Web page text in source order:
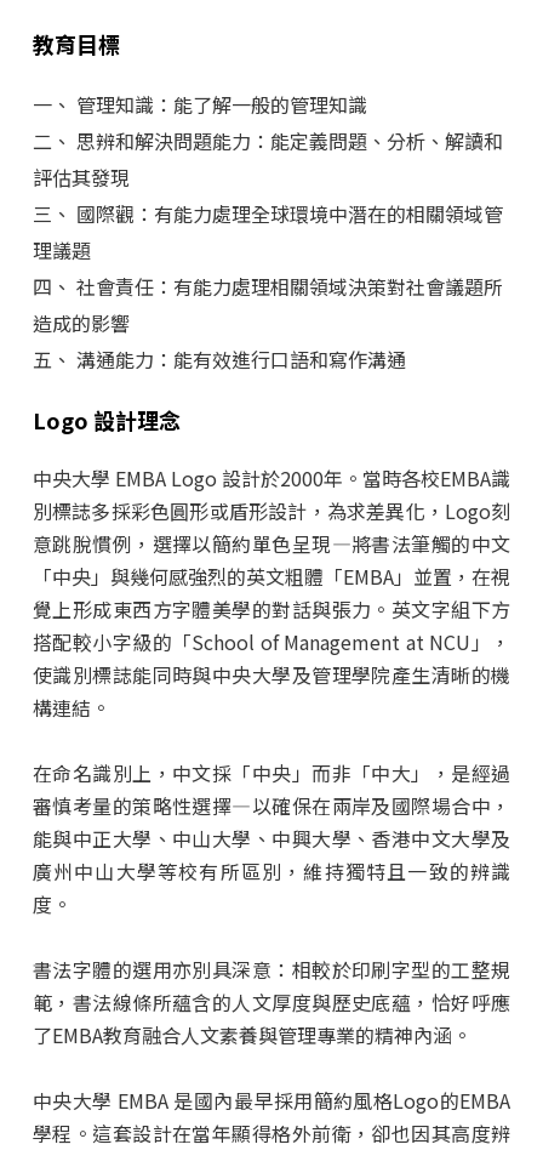
教育目標
一、 管理知識：能了解一般的管理知識
二、 思辨和解決問題能力：能定義問題、分析、解讀和
評估其發現
三、 國際觀：有能力處理全球環境中潛在的相關領域管
理議題
四、 社會責任：有能力處理相關領域決策對社會議題所
造成的影響
五、 溝通能力：能有效進行口語和寫作溝通
Logo 設計理念
中央大學 EMBA Logo 設計於2000年。當時各校EMBA識
別標誌多採彩色圓形或盾形設計，為求差異化，Logo刻
意跳脫慣例，選擇以簡約單色呈現—將書法筆觸的中文
「中央」與幾何感強烈的英文粗體「EMBA」並置，在視
覺上形成東西方字體美學的對話與張力。英文字組下方
搭配較小字級的「School of Management at NCU」，
使識別標誌能同時與中央大學及管理學院產生清晰的機
構連結。
在命名識別上，中文採「中央」而非「中大」，是經過
審慎考量的策略性選擇—以確保在兩岸及國際場合中，
能與中正大學、中山大學、中興大學、香港中文大學及
廣州中山大學等校有所區別，維持獨特且一致的辨識
度。
書法字體的選用亦別具深意：相較於印刷字型的工整規
範，書法線條所蘊含的人文厚度與歷史底蘊，恰好呼應
了EMBA教育融合人文素養與管理專業的精神內涵。
中央大學 EMBA 是國內最早採用簡約風格Logo的EMBA
學程。這套設計在當年顯得格外前衛，卻也因其高度辨